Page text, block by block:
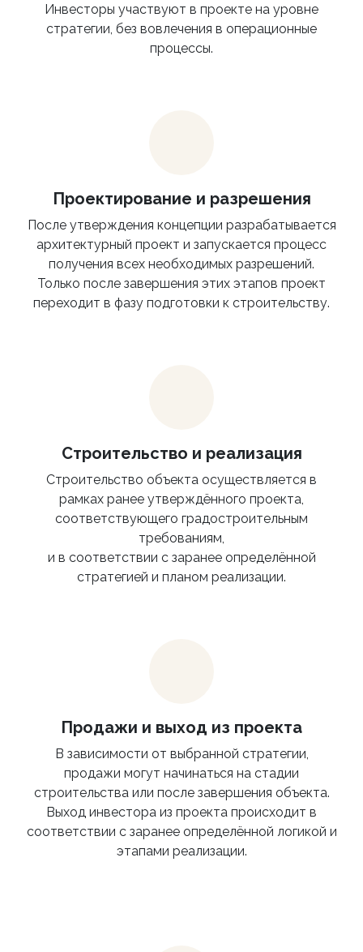
Инвесторы участвуют в проекте на уровне
стратегии, без вовлечения в операционные
процессы.
Проектирование и разрешения
После утверждения концепции разрабатывается
архитектурный проект и запускается процесс
получения всех необходимых разрешений.
Только после завершения этих этапов проект
переходит в фазу подготовки к строительству.
Строительство и реализация
Строительство объекта осуществляется в
рамках ранее утверждённого проекта,
соответствующего градостроительным
требованиям,
и в соответствии с заранее определённой
стратегией и планом реализации.
Продажи и выход из проекта
В зависимости от выбранной стратегии,
продажи могут начинаться на стадии
строительства или после завершения объекта.
Выход инвестора из проекта происходит в
соответствии с заранее определённой логикой и
этапами реализации.